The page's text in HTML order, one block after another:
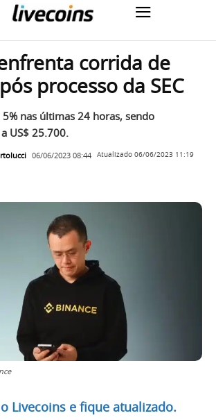
corrida de
processo da SEC
nas últimas 24 horas, sendo
US$ 25.700.
06/06/2023 08:44 Atualizado 06/06/2023 11:19
Livecoins e fique atualizado.